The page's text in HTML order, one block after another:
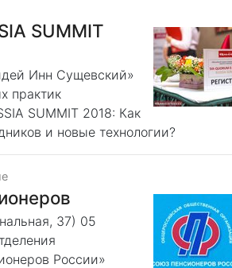
SUMMIT
Инн Сущевский»
практик
SUMMIT 2018: Как
и новые технологии?
37) 05
России»